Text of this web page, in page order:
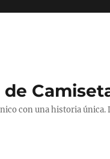
con una historia